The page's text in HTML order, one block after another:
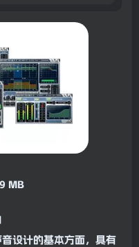
MB
设计的基本方面，具有